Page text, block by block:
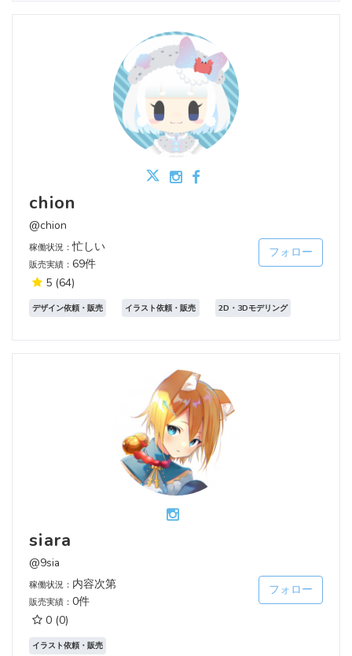
chion
@chion
稼働状況：忙しい
販売実績： 69件
5 (64)
フォロー
デザイン依頼・販売 イラスト依頼・販売 2D・3Dモデリング
siara
@9sia
稼働状況： 内容次第
販売実績： 0件
0 (0)
フォロー
イラスト依頼・販売